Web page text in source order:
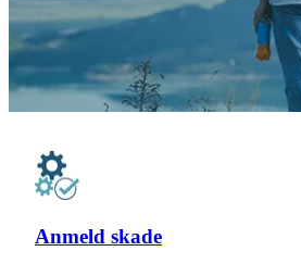
Anmeld skade